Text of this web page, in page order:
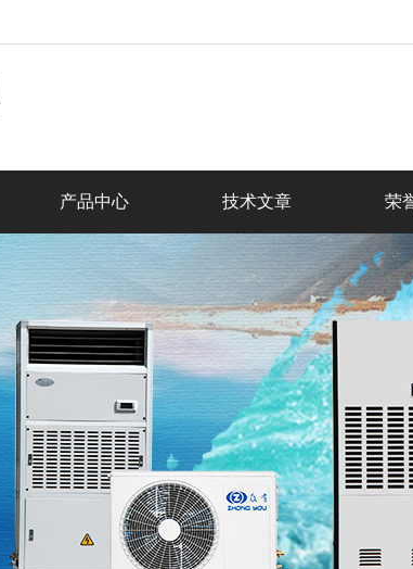
产品中心 技术文章 荣